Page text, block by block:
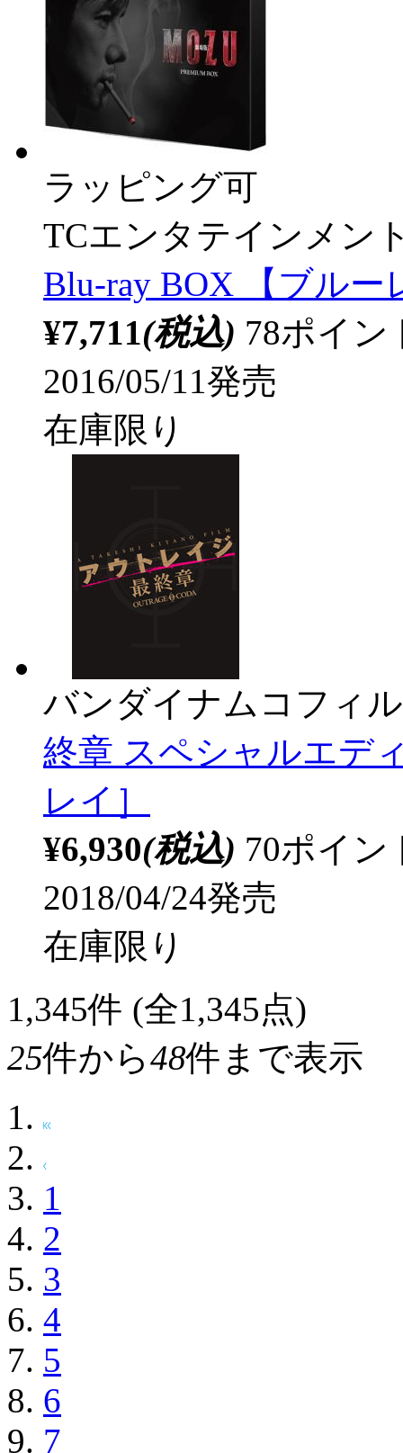
ラッピング可
TCエンタテインメン
Blu-ray BOX 【ブル
¥7,711(税込) 78ポイ
2016/05/11発売
在庫限り
バンダイナムコフィ
終章 スペシャルエデ
レイ］
¥6,930(税込) 70ポイ
2018/04/24発売
在庫限り
1,345件 (全1,345点)
25件から48件まで表示
1
2
3
4
5
6
7